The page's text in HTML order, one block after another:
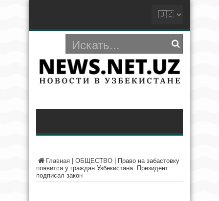
Главная ОБЩЕСТВО
Право на забастовку
появится у граждан Узбекистана. Президент
подписал закон